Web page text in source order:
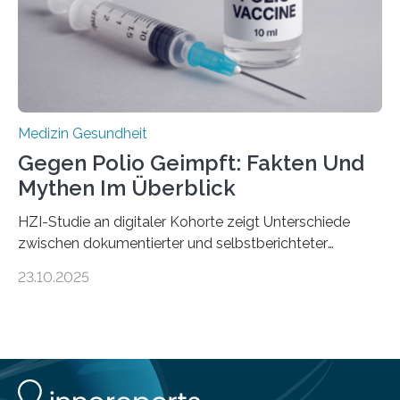
Schwachstelle im Erbgut einer Untergruppe des
Medulloblastoms gefunden. Die Wilhelm Sander-
Stiftung unterstützte das Projekt…
Medizin Gesundheit
Gegen Polio Geimpft: Fakten Und
Mythen Im Überblick
HZI-Studie an digitaler Kohorte zeigt Unterschiede
zwischen dokumentierter und selbstberichteter
Kinderlähmung, ist eine ansteckende Krankheit, die
nur noch in zwei Ländern endemisch. Bis das Virus
weltweit ausgerottet ist, ist aber auch in Deutschland
23.10.2025